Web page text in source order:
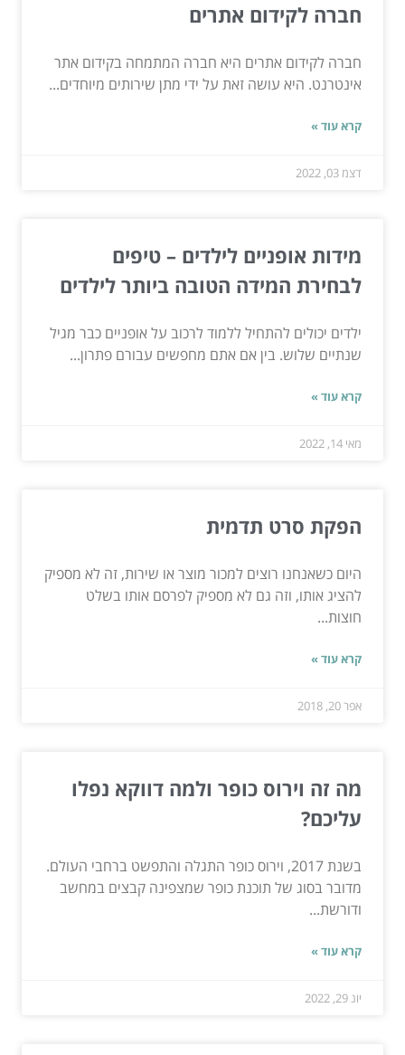
חברה לקידום אתרים
חברה לקידום אתרים היא חברה המתמחה בקידום אתר
אינטרנט. היא עושה זאת על ידי מתן שירותים מיוחדים...
קרא עוד »
דצמ 03, 2022
מידות אופניים לילדים – טיפים
לבחירת המידה הטובה ביותר לילדים
ילדים יכולים להתחיל ללמוד לרכוב על אופניים כבר מגיל
שנתיים שלוש. בין אם אתם מחפשים עבורם פתרון...
קרא עוד »
מאי 14, 2022
הפקת סרט תדמית
היום כשאנחנו רוצים למכור מוצר או שירות, זה לא מספיק
להציג אותו, וזה גם לא מספיק לפרסם אותו בשלט
חוצות...
קרא עוד »
אפר 20, 2018
מה זה וירוס כופר ולמה דווקא נפלו
עליכם?
בשנת 2017, וירוס כופר התגלה והתפשט ברחבי העולם.
מדובר בסוג של תוכנת כופר שמצפינה קבצים במחשב
ודורשת...
קרא עוד »
יונ 29, 2022